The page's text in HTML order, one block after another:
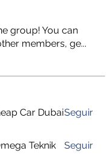
group! You can
members, ge...
Car DubaiSeguir
Teknik Seguir